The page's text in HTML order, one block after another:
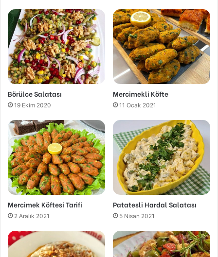
Börülce Salatası
19 Ekim 2020
Mercimekli Köfte
11 Ocak 2021
Mercimek Köftesi Tarifi
2 Aralık 2021
Patatesli Hardal Salatası
5 Nisan 2021